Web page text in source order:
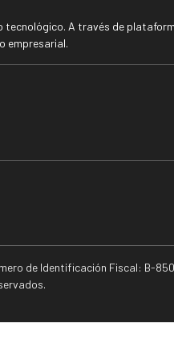
tecnológico. A través de
empresarial.
de Identificación Fiscal: B-